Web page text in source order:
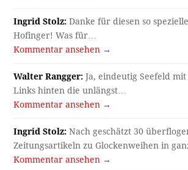
Ingrid Stolz: Danke für diesen so
Hofinger! Was für…
Kommentar ansehen →
Walter Rangger: Ja, eindeutig Seefeld
Links hinten die unlängst…
Kommentar ansehen →
Ingrid Stolz: Nach geschätzt 30
Zeitungsartikeln zu Glockenweihen in
Kommentar ansehen →